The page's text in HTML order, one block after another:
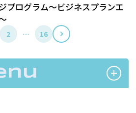
プログラム〜ビジネスプランエ
2 … 16 次
へ